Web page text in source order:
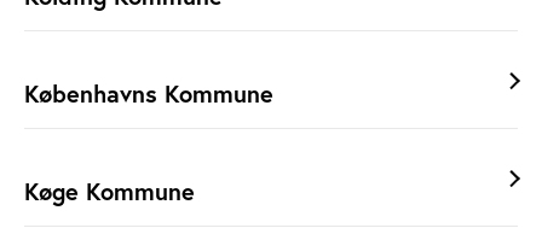
Københavns Kommune
Køge Kommune